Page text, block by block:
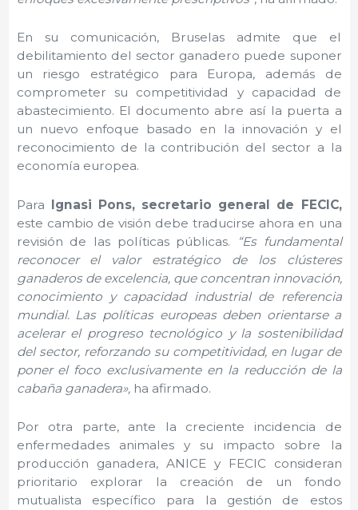
En su comunicación, Bruselas admite que el
debilitamiento del sector ganadero puede suponer
un riesgo estratégico para Europa, además de
comprometer su competitividad y capacidad de
abastecimiento. El documento abre así la puerta a
un nuevo enfoque basado en la innovación y el
reconocimiento de la contribución del sector a la
economía europea.
Para Ignasi Pons, secretario general de FECIC,
este cambio de visión debe traducirse ahora en una
revisión de las políticas públicas.
“Es fundamental
reconocer el valor estratégico de los clústeres
ganaderos de excelencia, que concentran innovación,
conocimiento y capacidad industrial de referencia
mundial. Las políticas europeas deben orientarse a
acelerar el progreso tecnológico y la sostenibilidad
del sector, reforzando su competitividad, en lugar de
poner el foco exclusivamente en la reducción de la
cabaña ganadera»,ha afirmado.
Por otra parte, ante la creciente incidencia de
enfermedades animales y su impacto sobre la
producción ganadera, ANICE y FECIC consideran
prioritario explorar la creación de un fondo
mutualista específico para la gestión de estos